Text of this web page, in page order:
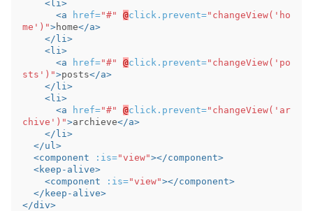
<li>
<a
href="#" @click.prevent="changeView('ho
me')">home</a>
</li>
<li>
<a
href="#" @click.prevent="changeView('po
sts')">posts</a>
</li>
<li>
<a
href="#" @click.prevent="changeView('ar
chive')">archieve</a>
</li>
</ul>
<component
:is="view"></component>
<keep-alive>
<component
:is="view"></component>
</keep-alive>
</div>